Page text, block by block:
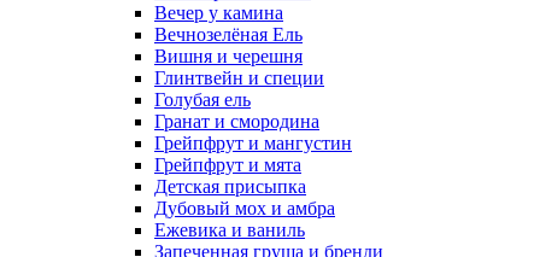
Вечер у камина
Вечнозелёная Ель
Вишня и черешня
Глинтвейн и специи
Голубая ель
Гранат и смородина
Грейпфрут и мангустин
Грейпфрут и мята
Детская присыпка
Дубовый мох и амбра
Ежевика и ваниль
Запеченная груша и бренди